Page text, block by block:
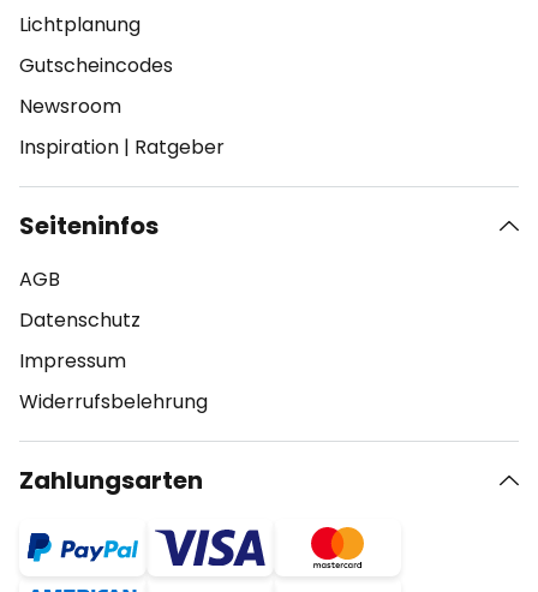
Lichtplanung
Gutscheincodes
Newsroom
Inspiration | Ratgeber
Seiteninfos
AGB
Datenschutz
Impressum
Widerrufsbelehrung
Zahlungsarten